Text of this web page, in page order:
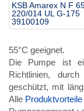
KSB Amarex N F
220/014 UL G-175
39100109
55°C geeignet.
Die Pumpe ist
Richtlinien, durch
geschützt, mit
Alle Produktvorteile